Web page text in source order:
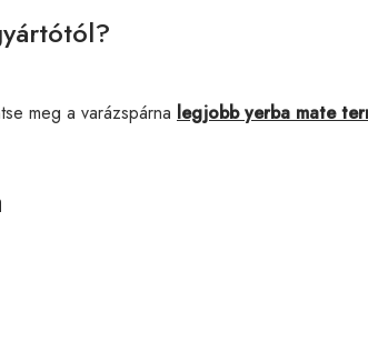
meg a varázspárna legjobb yerba mate